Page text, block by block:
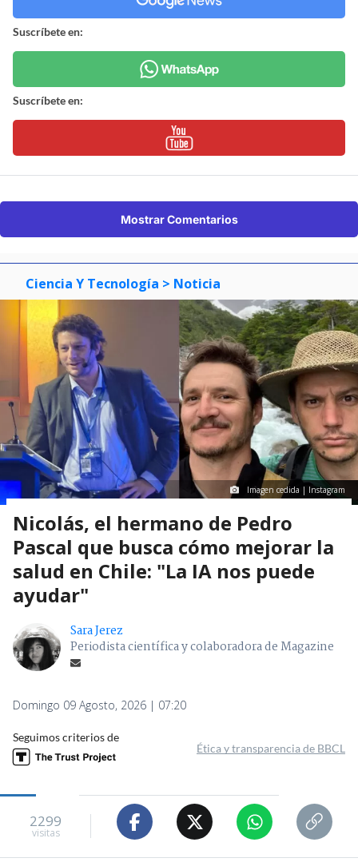
Suscríbete en:
Suscríbete en:
Mostrar Comentarios
Ciencia Y Tecnología > Noticia
Imagen cedida | Instagram
Nicolás, el hermano de Pedro
Pascal que busca cómo mejorar la
salud en Chile: "La IA nos puede
ayudar"
Sara Jerez
Periodista científica y colaboradora de Magazine
Domingo 09 Agosto, 2026 | 07:20
Seguimos criterios de
Ética y transparencia de BBCL
2299
visitas